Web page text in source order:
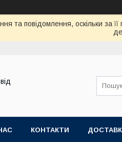
та повідомлення, оскільки за
КОНТАКТИ